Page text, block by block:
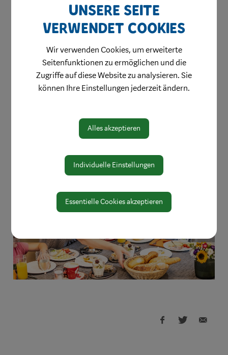
Unsere Seite
verwendet Cookies
Wir verwenden Cookies, um erweiterte
Seitenfunktionen zu ermöglichen und die
Zugriffe auf diese Website zu analysieren. Sie
können Ihre Einstellungen jederzeit ändern.
Alles akzeptieren
Individuelle Einstellungen
Essentielle Cookies akzeptieren